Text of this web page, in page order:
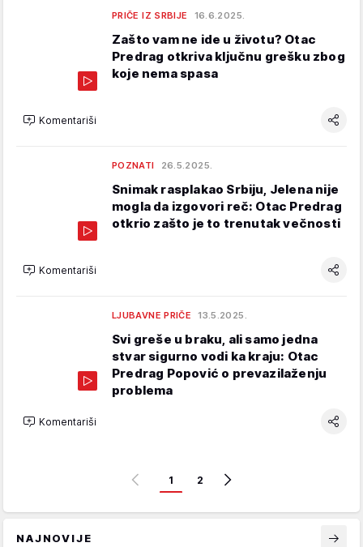
PRIČE IZ SRBIJE 16.6.2025.
Zašto vam ne ide u životu? Otac
Predrag otkriva ključnu grešku zbog
koje nema spasa
Komentariši
POZNATI 26.5.2025.
Snimak rasplakao Srbiju, Jelena nije
mogla da izgovori reč: Otac Predrag
otkrio zašto je to trenutak večnosti
Komentariši
LJUBAVNE PRIČE 13.5.2025.
Svi greše u braku, ali samo jedna
stvar sigurno vodi ka kraju: Otac
Predrag Popović o prevazilaženju
problema
Komentariši
1 2
NAJNOVIJE